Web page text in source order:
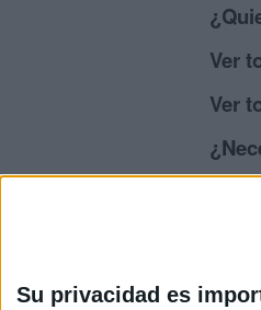
Su privacidad es
Ver
Ver
>>